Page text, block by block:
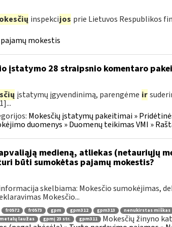
inspekcijos prie Lietuvos Respublikos
mokestis
įstatymo 28 straipsnio komentaro
įstatymų įgyvendinimą, parengėme ir
Mokesčių įstatymų pakeitimai »
duomenys » Duomenų teikimas VMI »
medieną, atliekas (netauriųjų
būti sumokėtas pajamų mokestis?
skelbiama: Mokesčio sumokėjimas,
Mokesčio...
fr0572 fr0573 gpm gpm312 gpm313 nenukirstas miškas
laužas gpmį 23 str. gpm311 Mokesčių žinyno